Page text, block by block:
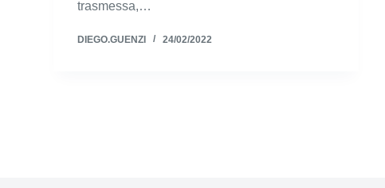
trasmessa,…
DIEGO.GUENZI 24/02/2022